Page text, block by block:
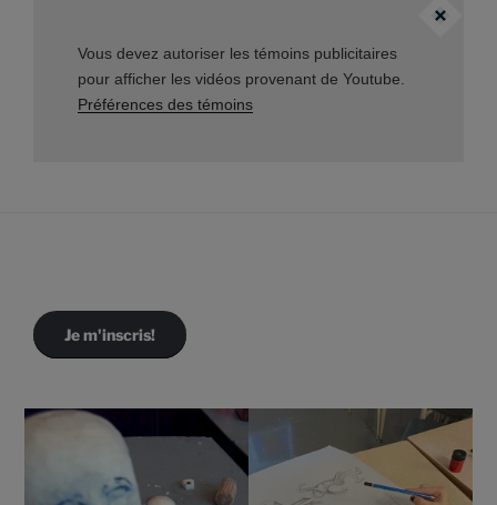
Vous devez autoriser les témoins publicitaires
pour afficher les vidéos provenant de Youtube.
Préférences des témoins
Je m'inscris!